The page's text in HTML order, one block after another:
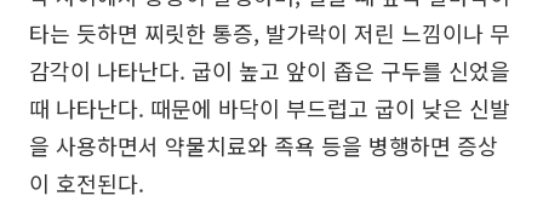
타는 듯하면 찌릿한 통증, 발가락이 저린 느낌이나 무
감각이 나타난다. 굽이 높고 앞이 좁은 구두를 신었을
때 나타난다. 때문에 바닥이 부드럽고 굽이 낮은 신발
을 사용하면서 약물치료와 족욕 등을 병행하면 증상
이 호전된다.